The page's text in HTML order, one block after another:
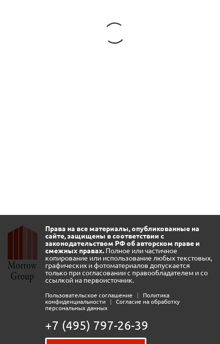
Права на все материалы, опубликованные на
сайте, защищены в соответствии с
законодательством РФ об авторском праве и
смежных правах. Полное или частичное
копирование или использование любых текстовых,
графических и фотоматериалов допускается
только при согласовании с правообладателем и со
ссылкой на первоисточник.
Пользовательское соглашение |
Политика
конфиденциальности
|
Согласие на обработку
персональных данных
+7 (495) 797-26-39